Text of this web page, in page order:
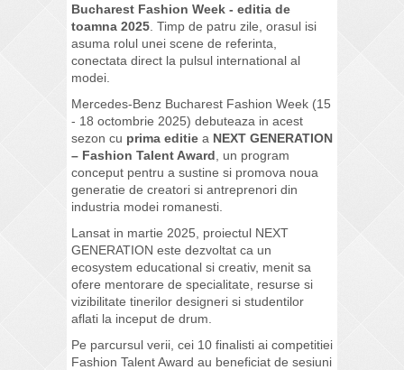
Bucharest Fashion Week - editia de
toamna 2025 . Timp de patru zile, orasul isi
asuma rolul unei scene de referinta,
conectata direct la pulsul international al
modei.
Mercedes-Benz Bucharest Fashion Week (15
- 18 octombrie 2025) debuteaza in acest
sezon cu prima editie a NEXT GENERATION
– Fashion Talent Award , un program
conceput pentru a sustine si promova noua
generatie de creatori si antreprenori din
industria modei romanesti.
Lansat in martie 2025, proiectul NEXT
GENERATION este dezvoltat ca un
ecosystem educational si creativ, menit sa
ofere mentorare de specialitate, resurse si
vizibilitate tinerilor designeri si studentilor
aflati la inceput de drum.
Pe parcursul verii, cei 10 finalisti ai competitiei
Fashion Talent Award au beneficiat de sesiuni